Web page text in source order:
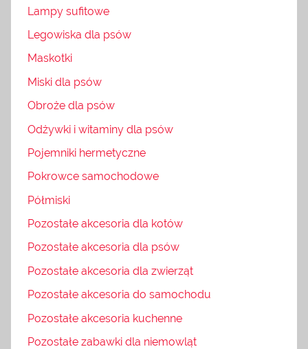
Lampy sufitowe
Legowiska dla psów
Maskotki
Miski dla psów
Obroże dla psów
Odżywki i witaminy dla psów
Pojemniki hermetyczne
Pokrowce samochodowe
Półmiski
Pozostałe akcesoria dla kotów
Pozostałe akcesoria dla psów
Pozostałe akcesoria dla zwierząt
Pozostałe akcesoria do samochodu
Pozostałe akcesoria kuchenne
Pozostałe zabawki dla niemowląt